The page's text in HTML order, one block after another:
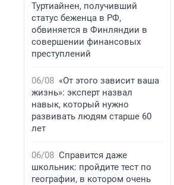
Туртиайнен, получивший
статус беженца в РФ,
обвиняется в Финляндии в
совершении финансовых
преступлений
06/08 «От этого зависит ваша
жизнь»: эксперт назвал
навык, который нужно
развивать людям старше 60
лет
06/08 Справится даже
школьник: пройдите тест по
географии, в котором очень